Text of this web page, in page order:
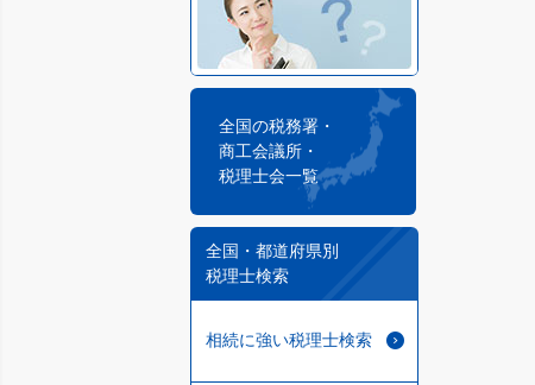
全国の税務署・
商工会議所・
税理士会一覧
全国・都道府県別
税理士検索
相続に強い税理士検索